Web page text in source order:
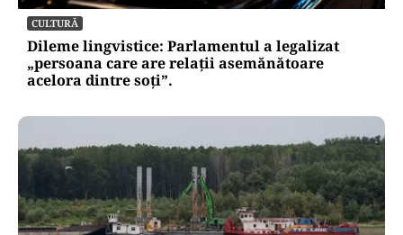
Retter, gata cu 7 luni înainte de termen pe A0
Nord. Care este situația reală a descărcărilor